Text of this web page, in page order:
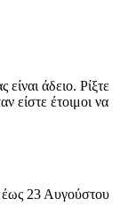
άδειο. Ρίξτε
είστε έτοιμοι να
έως 23 Αυγούστου